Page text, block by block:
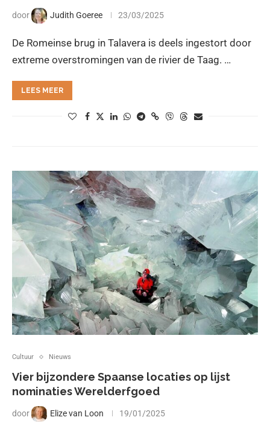
door Judith Goeree 23/03/2025
De Romeinse brug in Talavera is deels ingestort door
extreme overstromingen van de rivier de Taag. …
LEES MEER
Cultuur Nieuws
Vier bijzondere Spaanse locaties op lijst
nominaties Werelderfgoed
door Elize van Loon 19/01/2025